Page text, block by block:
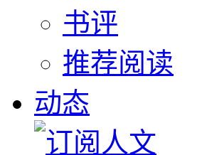
书评
推荐阅读
动态